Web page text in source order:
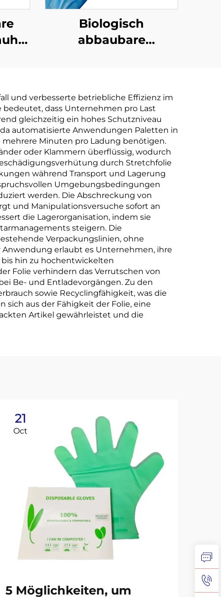
Biologisch
abbaubare
PLA PBAT Maisstärke
Material
und verbesserte betriebliche Effizienz im
dass Unternehmen pro Last
gleichzeitig ein hohes Schutzniveau
automatisierte Anwendungen Paletten in
Minuten pro Ladung benötigen.
oder Klammern überflüssig, wodurch
durch Stretchfolie
während Transport und Lagerung
Umgebungsbedingungen
werden. Die Abschreckung von
und Manipulationsversuche sofort an
die Lagerorganisation, indem sie
steigern. Die
Verpackungslinien, ohne
erlaubt es Unternehmen, ihre
hin zu hochentwickelten
Folie verhindern das Verrutschen von
Be- und Entladevorgängen. Zu den
sowie Recyclingfähigkeit, was die
aus der Fähigkeit der Folie, eine
Artikel gewährleistet und die
21
Oct
5 Möglichkeiten, um